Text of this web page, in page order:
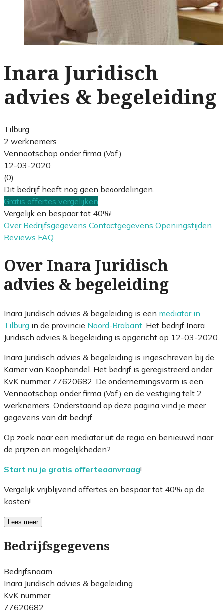
Inara Juridisch
advies & begeleiding
Tilburg
2 werknemers
Vennootschap onder firma (Vof.)
12-03-2020
(0)
Dit bedrijf heeft nog geen beoordelingen.
Gratis offertes vergelijken
Vergelijk en bespaar tot 40%!
Over Bedrijfsgegevens Contactgegevens Openingstijden
Reviews FAQ
Over Inara Juridisch
advies & begeleiding
Inara Juridisch advies & begeleiding is een mediator in
Tilburg in de provincie Noord-Brabant . Het bedrijf Inara
Juridisch advies & begeleiding is opgericht op 12-03-2020.
Inara Juridisch advies & begeleiding is ingeschreven bij de
Kamer van Koophandel. Het bedrijf is geregistreerd onder
KvK nummer 77620682. De ondernemingsvorm is een
Vennootschap onder firma (Vof.) en de vestiging telt 2
werknemers. Onderstaand op deze pagina vind je meer
gegevens van dit bedrijf.
Op zoek naar een mediator uit de regio en benieuwd naar
de prijzen en mogelijkheden?
Start nu je gratis offerteaanvraag!
Vergelijk vrijblijvend offertes en bespaar tot 40% op de
kosten!
Lees meer
Bedrijfsgegevens
Bedrijfsnaam
Inara Juridisch advies & begeleiding
KvK nummer
77620682